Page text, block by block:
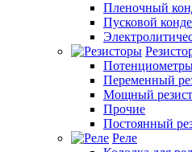
Пленочный
Пусковой
Переменный
Мощный
Прочие
Постоянный
Реле